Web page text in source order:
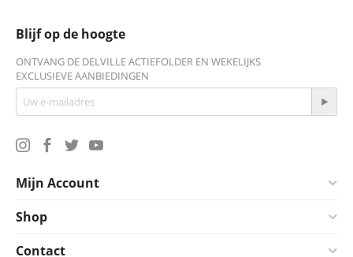
Blijf op de hoogte
ONTVANG DE DELVILLE ACTIEFOLDER EN WEKELIJKS
EXCLUSIEVE AANBIEDINGEN
Mijn Account
Shop
Contact